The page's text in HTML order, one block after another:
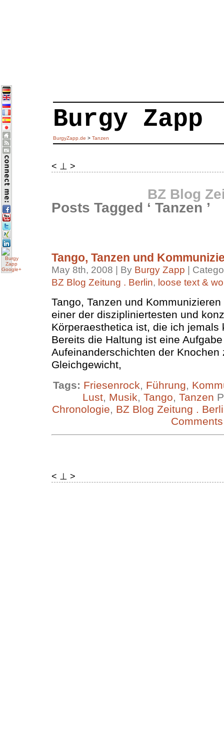
Burgy Zapp
BurgyZapp.de > Tanzen
< ⊥ >
BZ Blog
Posts Tagged ‘ Tanzen ’
Tango, Tanzen und
May 8th, 2008 | By Burgy Zapp |
BZ Blog Zeitung . Berlin, loose text &
Tango, Tanzen und
einer der diszipliniertesten und
Körperaesthetica ist, die ich jemals
Bereits die Haltung ist eine
Aufeinanderschichten der Knochen
Gleichgewicht,
Tags: Friesenrock Führung
Lust Musik Tango Tanzen
Chronologie
BZ Blog Zeitung .
< ⊥ >